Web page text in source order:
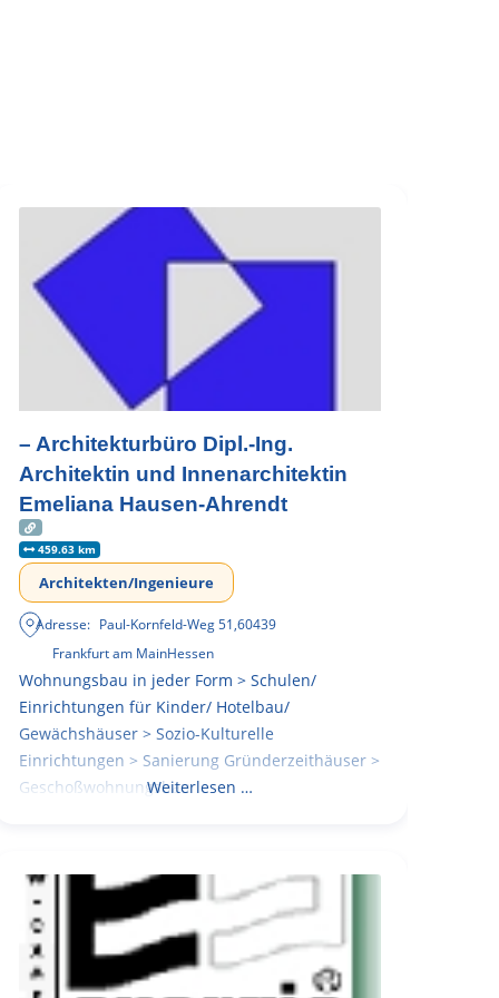
– Architekturbüro Dipl.-Ing.
Architektin und Innenarchitektin
Emeliana Hausen-Ahrendt
459.63 km
Architekten/Ingenieure
Adresse: Paul-Kornfeld-Weg 51,60439
Frankfurt am MainHessen
Wohnungsbau in jeder Form > Schulen/
Einrichtungen für Kinder/ Hotelbau/
Gewächshäuser > Sozio-Kulturelle
Einrichtungen > Sanierung Gründerzeithäuser >
GeschoßwohnungsbauWeiterlesen …